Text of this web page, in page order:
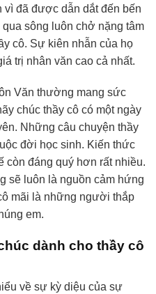
vì đã được dẫn dắt đến bến
sông luôn chở nặng tâm
cô. Sự kiên nhẫn của họ
trị nhân văn cao cả nhất.
Văn thường mang sức
chúc thầy cô có một ngày
Những câu chuyện thầy
đời học sinh. Kiến thức
còn đáng quý hơn rất nhiều.
sẽ luôn là nguồn cảm hứng
mãi là những người thắp
em.
dành cho thầy cô
về sự kỳ diệu của sự